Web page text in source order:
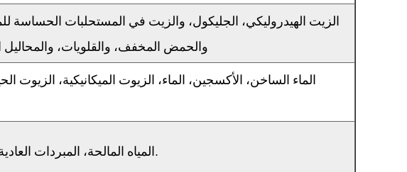
الزيت الهيدروليكي، الجليكول، والزيت في المستحلبات الحساسة
والحمض المخفف، والقلويات،
الماء الساخن، الأكسجين، الماء، الزيوت الميكانيكية، الزيوت
المياه المالحة، المبردات العادية، ثاني أكسيد الكربون، إطلاق الأحماض غير المؤكسدة، القلويات، إلخ.